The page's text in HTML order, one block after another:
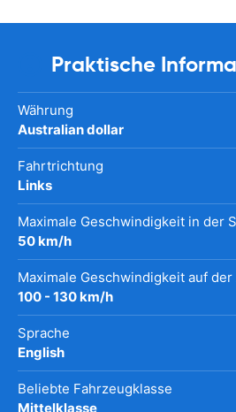
Praktische
Währung
Australian dollar
Fahrtrichtung
Links
Maximale Geschwindigkeit in der
50 km/h
Maximale Geschwindigkeit auf der
100 - 130 km/h
Sprache
English
Beliebte Fahrzeugklasse
Mittelklasse